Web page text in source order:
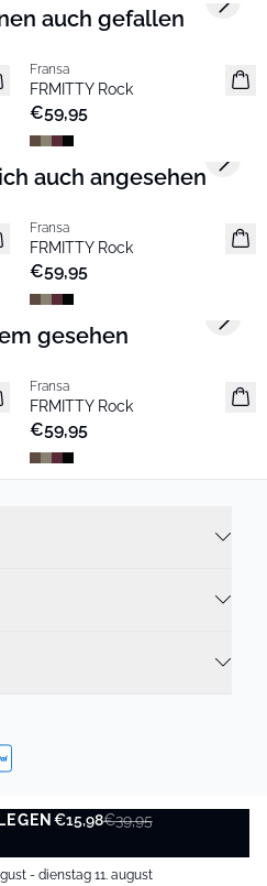
€15,98€39,95
LEGEN
- dienstag 11. august
auch gefallen
Neu
Fransa
FRMITTY Rock
€59,95
Next
auch angesehen
Neu
Fransa
FRMITTY Rock
€59,95
Next
gesehen
Neu
Fransa
FRMITTY Rock
€59,95
Next